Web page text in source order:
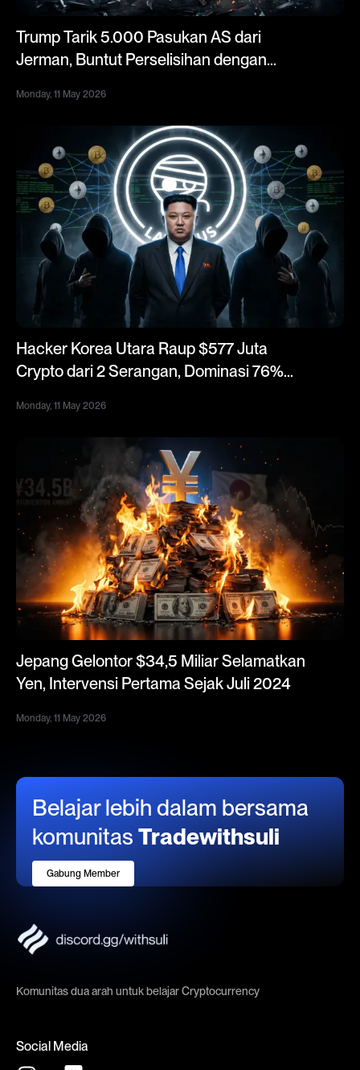
Trump Tarik 5.000 Pasukan AS dari
Jerman, Buntut Perselisihan dengan
Monday, 11 May 2026
Hacker Korea Utara Raup $577 Juta
Crypto dari 2 Serangan, Dominasi 76%
Monday, 11 May 2026
Jepang Gelontor $34,5 Miliar Selamatkan
Yen, Intervensi Pertama Sejak Juli 2024
Monday, 11 May 2026
Belajar lebih dalam bersama
komunitas Tradewithsuli
Gabung Member
Komunitas dua arah untuk belajar Cryptocurrency
Social Media